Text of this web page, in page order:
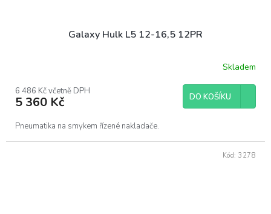
Galaxy Hulk L5 12-16,5 12PR
Skladem
6 486 Kč včetně DPH
5 360 Kč DO KOŠÍKU
Pneumatika na smykem řízené nakladače.
Kód: 3278